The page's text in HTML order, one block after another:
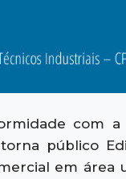
com a
público
em área